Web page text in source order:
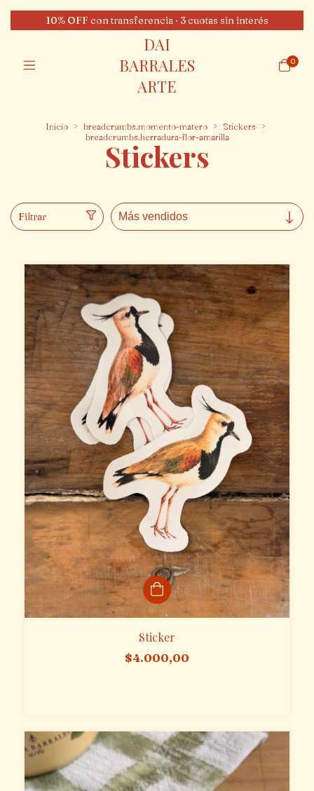
10% OFF con transferencia · 3 cuotas sin interés
DAI
BARRALES
ARTE
0
Inicio > breadcrumbs.momento-matero > Stickers >
breadcrumbs.herradura-flor-amarilla
Stickers
Filtrar
Sticker
$4.000,00